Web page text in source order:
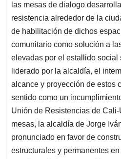
las mesas de dialogo
resistencia alrededor de la
de habilitación de dichos
comunitario como solución a
elevadas por el estallido social
liderado por la alcaldía, el
alcance y proyección de estos
sentido como un
Unión de Resistencias de
mesas, la alcaldía de Jorge
pronunciado en favor de
estructurales y permanentes